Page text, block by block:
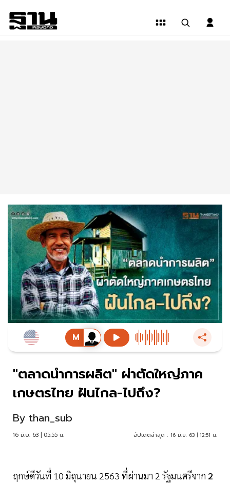
"ตลาดนำการผลิต" ผ่าตัดใหญ่ภาค
เกษตรไทย ฝันไกล-ไปถึง?
By than_sub
16 มิ.ย. 63 | 05:55 น. อัปเดตล่าสุด : 16 มิ.ย. 63 | 12:51 น.
ฤกษ์ดีวันที่ 10 มิถุนายน 2563 ที่ผ่านมา 2 รัฐมนตรีจาก 2